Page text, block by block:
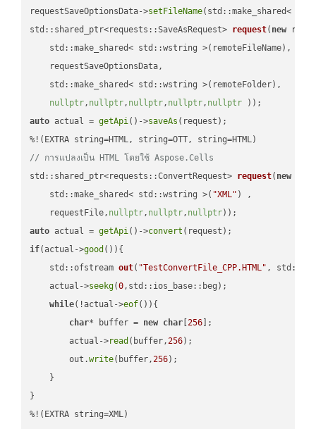
requestSaveOptionsData->setFileName(std::make_shared<
std::shared_ptr<requests::SaveAsRequest> request( new
    std::make_shared< std::wstring >(remoteFileName),
    requestSaveOptionsData,
    std::make_shared< std::wstring >(remoteFolder),
nullptr, nullptr, nullptr, nullptr, nullptr ))
auto actual = getApi()->saveAs (request);
// การแปลงเป็น HTML โดยใช้ Aspose.Cells
std::shared_ptr<requests::ConvertRequest> request( new
    std::make_shared< std::wstring >(
"XML" ) ,
    requestFile,
nullptr, nullptr, nullptr))
auto actual = getApi()->convert
if(actual->good ()){
std::ofstream out( "TestConvertFile_CPP.HTML" ,
    actual->
seekg(0,std::ios_base::beg);
while(!actual->eof()){
char* buffer = new char [256 ];
        actual->
read (buffer,256);
        out.
write(buffer,256);
    }
}
%!(EXTRA string=XML)